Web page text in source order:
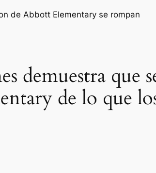
demuestra que
de lo que